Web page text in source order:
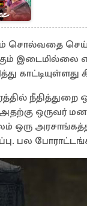
சொல்வதை
இடைமில்லை
நீதித்துறை
அதற்கு
ஒரு
பல